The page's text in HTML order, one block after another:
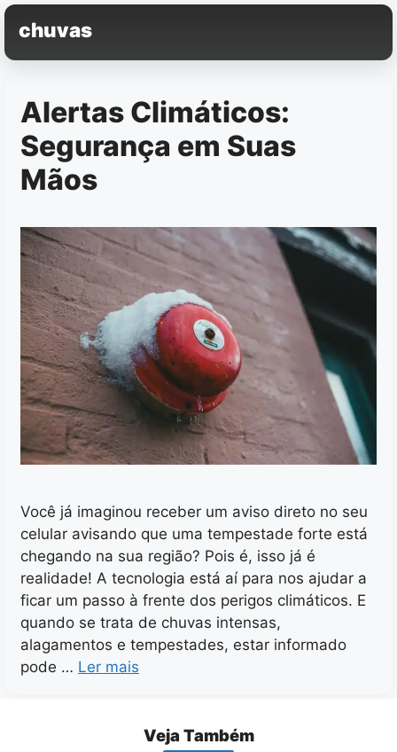
Pular
para
o
chuvas
Alertas Climáticos:
Segurança em Suas
Mãos
Você já imaginou receber um aviso direto no seu
celular avisando que uma tempestade forte está
chegando na sua região? Pois é, isso já é
realidade! A tecnologia está aí para nos ajudar a
ficar um passo à frente dos perigos climáticos. E
quando se trata de chuvas intensas,
alagamentos e tempestades, estar informado
pode … Ler mais
Veja Também